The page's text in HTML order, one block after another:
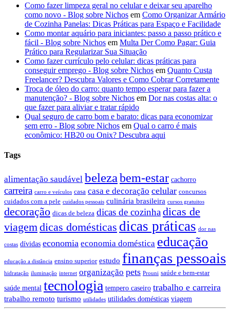
Como fazer limpeza geral no celular e deixar seu aparelho
como novo - Blog sobre Nichos em Como Organizar Armário
de Cozinha Panelas: Dicas Práticas para Espaço e Facilidade
Como montar aquário para iniciantes: passo a passo prático e
fácil - Blog sobre Nichos em Multa Der Como Pagar: Guia
Prático para Regularizar Sua Situação
Como fazer currículo pelo celular: dicas práticas para
conseguir emprego - Blog sobre Nichos em Quanto Custa
Freelancer? Descubra Valores e Como Cobrar Corretamente
Troca de óleo do carro: quanto tempo esperar para fazer a
manutenção? - Blog sobre Nichos em Dor nas costas alta: o
que fazer para aliviar e tratar rápido
Qual seguro de carro bom e barato: dicas para economizar
sem erro - Blog sobre Nichos em Qual o carro é mais
econômico: HB20 ou Onix? Descubra aqui
Tags
alimentação saudável belezabem-estar cachorro
carreira carro e veículos casa casa e decoração celular concursos
cuidados com a pele cuidados pessoais culinária brasileira cursos gratuitos
decoração dicas de beleza dicas de cozinhadicas de
viagemdicas domésticas dicas práticas dor nas
costas dívidas economia economia doméstica educação
educação a distância ensino superior estudo finanças pessoais
hidratação iluminação internet organização pets Prouni saúde e bem-estar
saúde mental tecnologia tempero caseiro trabalho e carreira
trabalho remoto turismo utilidades utilidades domésticas viagem